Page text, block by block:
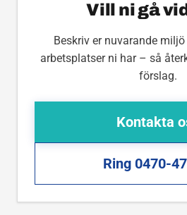
Vill ni gå
Beskriv er nuvarande
arbetsplatser ni har – så
förslag.
Kontakta
Ring 0470-